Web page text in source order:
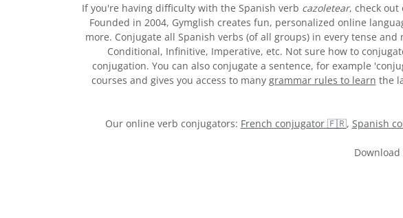
If you're having difficulty with the Spanish verb cazoletear, check out
Founded in 2004, Gymglish creates fun, personalized online
more. Conjugate all Spanish verbs (of all groups) in every tense
Conditional, Infinitive, Imperative, etc. Not sure how to
conjugation. You can also conjugate a sentence, for example
courses and gives you access to many grammar rules to learn the
Our online verb conjugators: French conjugator 🇫🇷, Spanish